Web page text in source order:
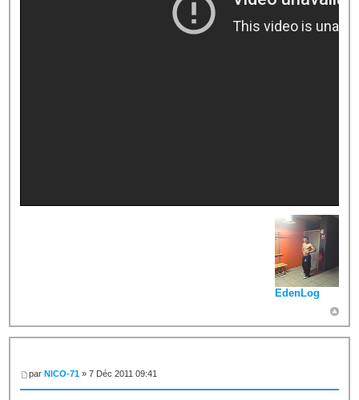
EdenLog
par NICO-71 » 7 Déc 2011 09:41